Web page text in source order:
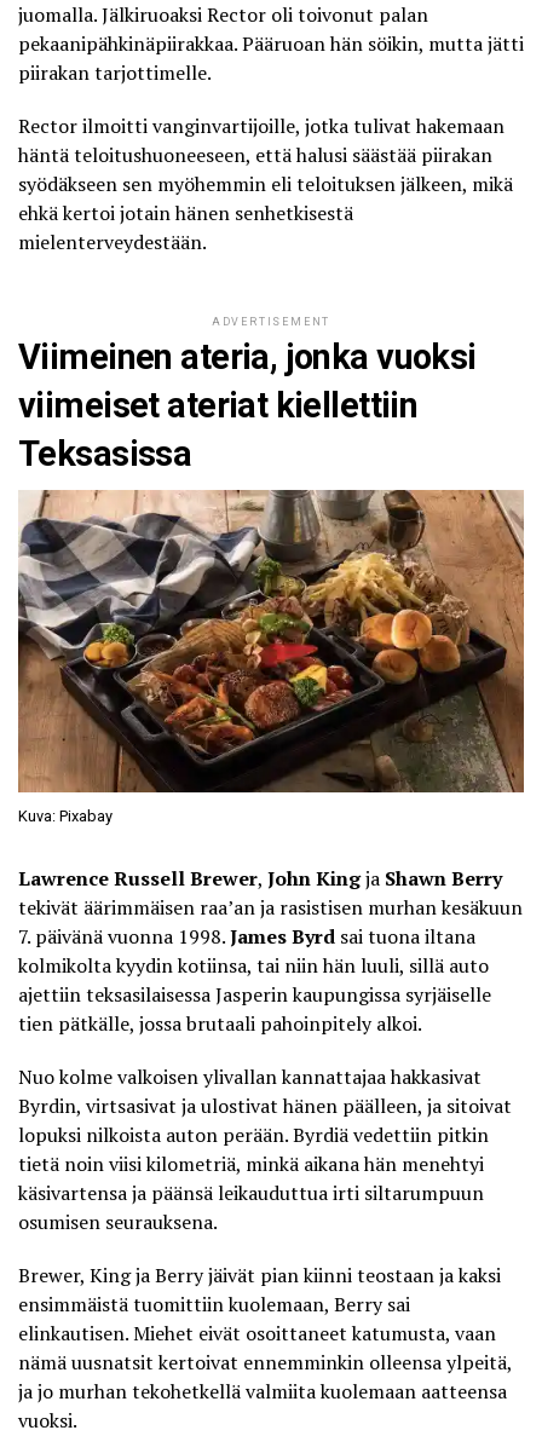
juomalla. Jälkiruoaksi Rector oli toivonut palan
pekaanipähkinäpiirakkaa. Pääruoan hän söikin, mutta jätti
piirakan tarjottimelle.
Rector ilmoitti vanginvartijoille, jotka tulivat hakemaan
häntä teloitushuoneeseen, että halusi säästää piirakan
syödäkseen sen myöhemmin eli teloituksen jälkeen, mikä
ehkä kertoi jotain hänen senhetkisestä
mielenterveydestään.
ADVERTISEMENT
Viimeinen ateria, jonka vuoksi
viimeiset ateriat kiellettiin
Teksasissa
Kuva: Pixabay
Lawrence Russell Brewer, John Kingja Shawn Berry
tekivät äärimmäisen raa’an ja rasistisen murhankesäkuun
7. päivänä vuonna 1998.James Byrd sai tuona iltana
kolmikolta kyydin kotiinsa, tai niin hän luuli, sillä auto
ajettiin teksasilaisessa Jasperin kaupungissa syrjäiselle
tien pätkälle, jossa brutaali pahoinpitely alkoi.
Nuo kolme valkoisen ylivallan kannattajaa hakkasivat
Byrdin, virtsasivat ja ulostivat hänen päälleen, ja sitoivat
lopuksi nilkoista auton perään. Byrdiä vedettiin pitkin
tietä noin viisi kilometriä, minkä aikana hän menehtyi
käsivartensa ja päänsä leikauduttua irti siltarumpuun
osumisen seurauksena.
Brewer, King ja Berry jäivät pian kiinni teostaan ja kaksi
ensimmäistä tuomittiin kuolemaan, Berry sai
elinkautisen. Miehet eivät osoittaneet katumusta, vaan
nämä uusnatsit kertoivat ennemminkin olleensa ylpeitä,
ja jo murhan tekohetkellä valmiita kuolemaan aatteensa
vuoksi.